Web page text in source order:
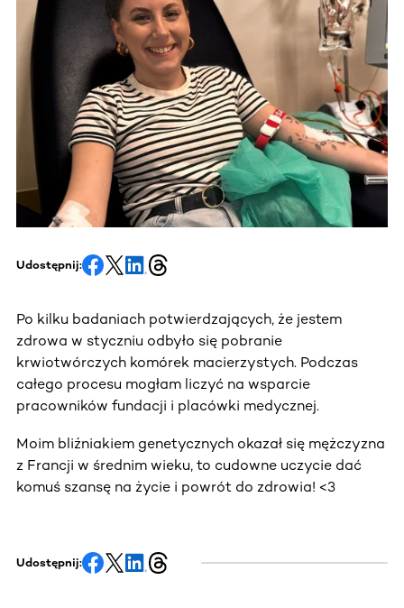
Udostępnij:
Po kilku badaniach potwierdzających, że jestem
zdrowa w styczniu odbyło się pobranie
krwiotwórczych komórek macierzystych. Podczas
całego procesu mogłam liczyć na wsparcie
pracowników fundacji i placówki medycznej.
Moim bliźniakiem genetycznych okazał się mężczyzna
z Francji w średnim wieku, to cudowne uczycie dać
komuś szansę na życie i powrót do zdrowia! <3
Udostępnij: